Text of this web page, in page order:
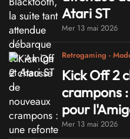
Atari ST
Mer 13 mai 2026
Retrogaming -
Kick Off 2
crampons
pour
Mer 13 mai 2026